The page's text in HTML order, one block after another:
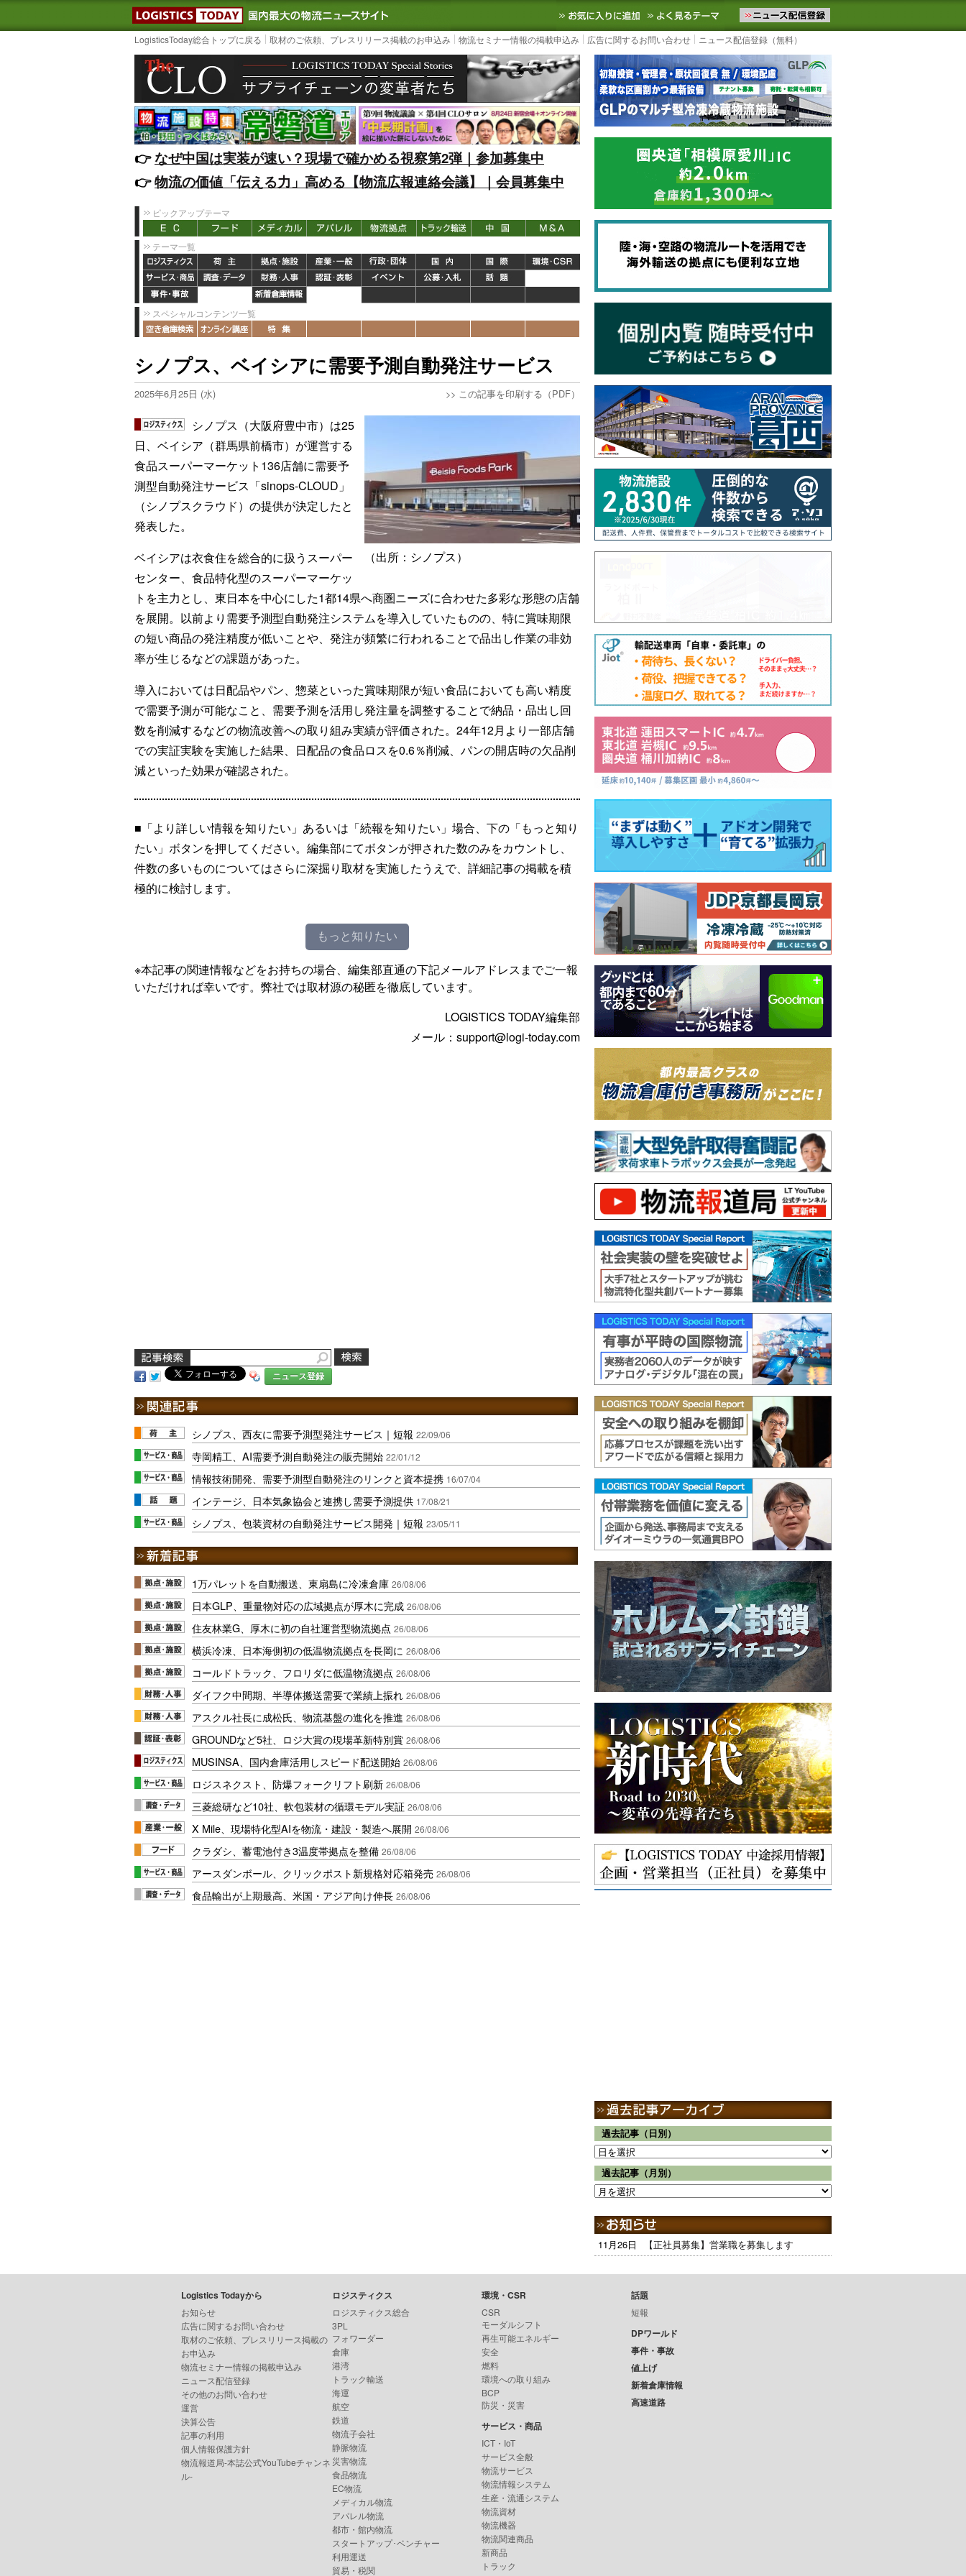
LOGISTICS TODAY｜国内最大の物流ニュースサイト3PL, SCMなど国内外の最新の物流ニュースをお届けします。物流ニュースメール配信を登録す
お気に入りに追加 よく見るテーマ
LogisticsToday総合トップに戻る 取材のご依頼、プレスリリース掲載のお申込み 物流セミナー情報の掲載申込み 広告に関するお問い合わせ ニュース配信登録（無料）
👉️なぜ中国は実装が速い？現場で確かめる視察第2弾｜参加募集中
👉️物流の価値「伝える力」高める【物流広報連絡会議】｜会員募集中
ピックアップテーマ
テーマ一覧
スペシャルコンテンツ一覧
シノプス、ベイシアに需要予測自動発注サービス
2025年6月25日 (水) >> この記事を印刷する（PDF）
（出所：シノプス）
シノプス（大阪府豊中市）は25
日、ベイシア（群馬県前橋市）が運営する
食品スーパーマーケット136店舗に需要予
測型自動発注サービス「sinops-CLOUD」
（シノプスクラウド）の提供が決定したと
発表した。
ベイシアは衣食住を総合的に扱うスーパー
センター、食品特化型のスーパーマーケッ
トを主力とし、東日本を中心にした1都14県へ商圏ニーズに合わせた多彩な形態の店舗
を展開。以前より需要予測型自動発注システムを導入していたものの、特に賞味期限
の短い商品の発注精度が低いことや、発注が頻繁に行われることで品出し作業の非効
率が生じるなどの課題があった。
導入においては日配品やパン、惣菜といった賞味期限が短い食品においても高い精度
で需要予測が可能なこと、需要予測を活用し発注量を調整することで納品・品出し回
数を削減するなどの物流改善への取り組み実績が評価された。24年12月より一部店舗
での実証実験を実施した結果、日配品の食品ロスを0.6％削減、パンの開店時の欠品削
減といった効果が確認された。
■「より詳しい情報を知りたい」あるいは「続報を知りたい」場合、下の「もっと知り
たい」ボタンを押してください。編集部にてボタンが押された数のみをカウントし、
件数の多いものについてはさらに深掘り取材を実施したうえで、詳細記事の掲載を積
極的に検討します。
もっと知りたい
※本記事の関連情報などをお持ちの場合、編集部直通の下記メールアドレスまでご一報
いただければ幸いです。弊社では取材源の秘匿を徹底しています。
LOGISTICS TODAY編集部
メール：support@logi-today.com
ニュース登録
シノプス、西友に需要予測型発注サービス｜短報 22/09/06
寺岡精工、AI需要予測自動発注の販売開始 22/01/12
情報技術開発、需要予測型自動発注のリンクと資本提携 16/07/04
インテージ、日本気象協会と連携し需要予測提供 17/08/21
シノプス、包装資材の自動発注サービス開発｜短報 23/05/11
1万パレットを自動搬送、東扇島に冷凍倉庫 26/08/06
日本GLP、重量物対応の広域拠点が厚木に完成 26/08/06
住友林業G、厚木に初の自社運営型物流拠点 26/08/06
横浜冷凍、日本海側初の低温物流拠点を長岡に 26/08/06
コールドトラック、フロリダに低温物流拠点 26/08/06
ダイフク中間期、半導体搬送需要で業績上振れ 26/08/06
アスクル社長に成松氏、物流基盤の進化を推進 26/08/06
GROUNDなど5社、ロジ大賞の現場革新特別賞 26/08/06
MUSINSA、国内倉庫活用しスピード配送開始 26/08/06
ロジスネクスト、防爆フォークリフト刷新 26/08/06
三菱総研など10社、軟包装材の循環モデル実証 26/08/06
X Mile、現場特化型AIを物流・建設・製造へ展開 26/08/06
クラダシ、蓄電池付き3温度帯拠点を整備 26/08/06
アースダンボール、クリックポスト新規格対応箱発売 26/08/06
食品輸出が上期最高、米国・アジア向け伸長 26/08/06
過去記事（日別）
過去記事（月別）
11月26日 【正社員募集】営業職を募集します
Logistics Todayから
お知らせ
広告に関するお問い合わせ
取材のご依頼、プレスリリース掲載の
お申込み
物流セミナー情報の掲載申込み
ニュース配信登録
その他のお問い合わせ
運営
決算公告
記事の利用
個人情報保護方針
物流報道局-本誌公式YouTubeチャンネ
ル-
ロジスティクス
ロジスティクス総合
3PL
フォワーダー
倉庫
港湾
トラック輸送
海運
航空
鉄道
物流子会社
静脈物流
災害物流
食品物流
EC物流
メディカル物流
アパレル物流
都市・館内物流
スタートアップ･ベンチャー
利用運送
貿易・税関
環境・CSR
CSR
モーダルシフト
再生可能エネルギー
安全
燃料
環境への取り組み
BCP
防災・災害
サービス・商品
ICT・IoT
サービス全般
物流サービス
物流情報システム
生産・流通システム
物流資材
物流機器
物流関連商品
新商品
トラック
話題
短報
DPワールド
事件・事故
値上げ
新着倉庫情報
高速道路